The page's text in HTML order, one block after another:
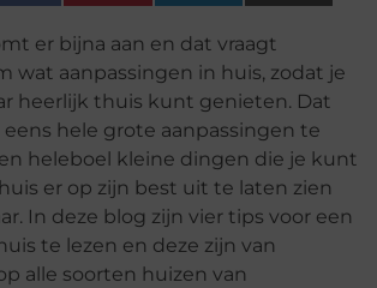
er bijna aan en dat vraagt
wat aanpassingen in huis, zodat je
heerlijk thuis kunt genieten. Dat
hele grote aanpassingen te
heleboel kleine dingen die je kunt
er op zijn best uit te laten zien
In deze blog zijn vier tips voor een
te lezen en deze zijn van
alle soorten huizen van